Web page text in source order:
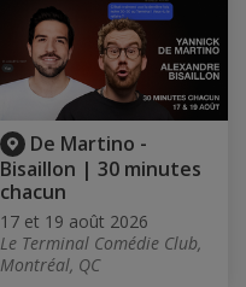
De Martino -
Bisaillon | 30 minutes
chacun
17 et 19 août 2026
Le Terminal Comédie Club,
Montréal, QC